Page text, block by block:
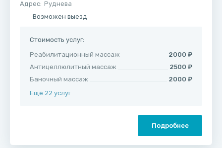
Адрес: Руднева
Возможен выезд
Стоимость услуг:
Реабилитационный массаж
2000 ₽
Антицеллюлитный массаж
2500 ₽
Баночный массаж
2000 ₽
Ещё 22 услуг
Подробнее